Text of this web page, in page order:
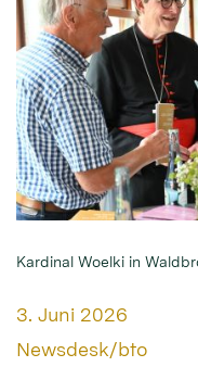
Kardinal Woelki in
Datum:
3. Juni 2026
Von:
Newsdesk/bto